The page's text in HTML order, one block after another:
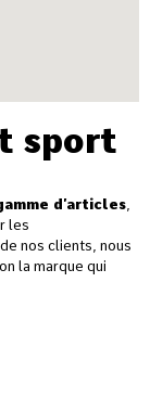
sport
d’articles
les
nos clients, nous
la marque qui